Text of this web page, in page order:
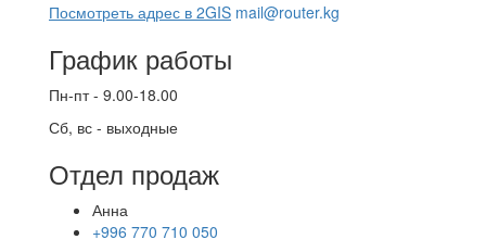
Посмотреть адрес в 2GIS mail@router.kg
График работы
Пн-пт - 9.00-18.00
Сб, вс - выходные
Отдел продаж
Анна
+996 770 710 050